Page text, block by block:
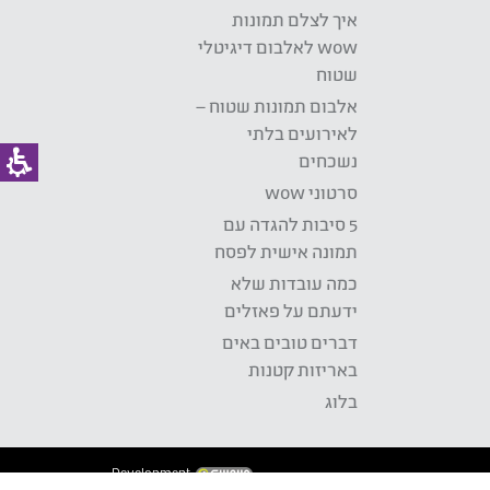
איך לצלם תמונות
wow לאלבום דיגיטלי
שטוח
אלבום תמונות שטוח –
לאירועים בלתי
נשכחים
סרטוני wow
5 סיבות להגדה עם
תמונה אישית לפסח
כמה עובדות שלא
ידעתם על פאזלים
דברים טובים באים
באריזות קטנות
בלוג
Development: